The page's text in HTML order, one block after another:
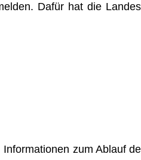
Dafür hat die
zum Ablauf